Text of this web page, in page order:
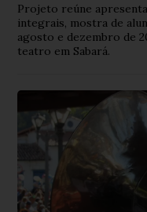
Projeto reúne
integrais, mostra de
agosto e dezembro de
teatro em Sabará.